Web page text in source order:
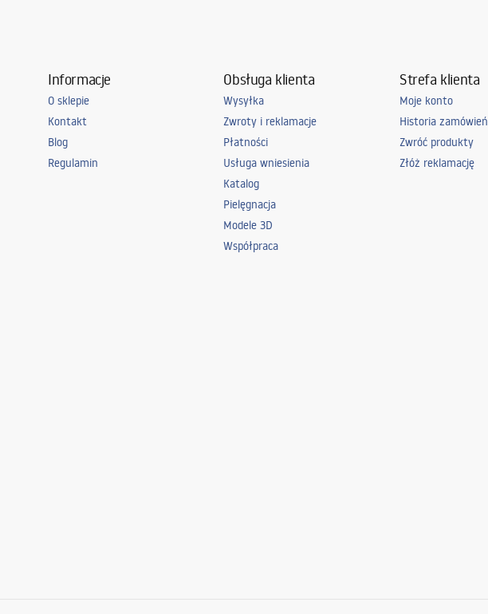
Informacje
O sklepie
Kontakt
Blog
Regulamin
Obsługa klienta
Wysyłka
Zwroty i reklamacje
Płatności
Usługa wniesienia
Katalog
Pielęgnacja
Modele 3D
Współpraca
Strefa klienta
Moje konto
Historia zamówień
Zwróć produkty
Złóż reklamację